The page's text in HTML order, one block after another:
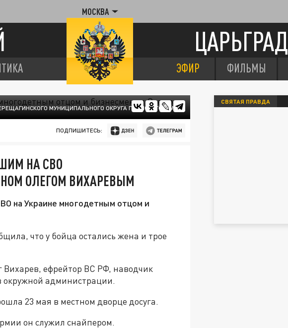
МОСКВА
ЦАРЬГРАД
ЭФИР ФИЛЬМЫ
МУНИЦИПАЛЬНОГО ОКРУГА ПЕРМСКОГО КРАЯ.
ПОДПИШИТЕСЬ:
НА СВО
ОЛЕГОМ ВИХАРЕВЫМ
на Украине многодетным отцом и
что у бойца остались жена и трое
Вихарев, ефрейтор ВС РФ, наводчик
окружной администрации.
23 мая в местном дворце досуга.
он служил снайпером.
СВЯТАЯ ПРАВДА